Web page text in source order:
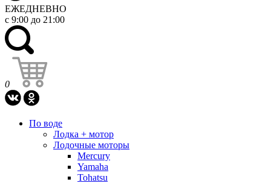
ЕЖЕДНЕВНО
с 9:00 до 21:00
0
По воде
Лодка + мотор
Лодочные моторы
Mercury
Yamaha
Tohatsu